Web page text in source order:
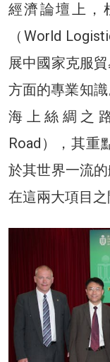
經濟論壇上，
（World
展中國家克服
方面的專業知
海上絲綢之
Road），其重
於其世界一流
在這兩大項目之